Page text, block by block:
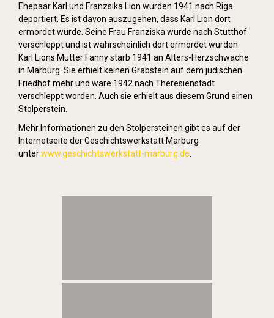
Ehepaar Karl und Franzsika Lion wurden 1941 nach Riga
deportiert. Es ist davon auszugehen, dass Karl Lion dort
ermordet wurde. Seine Frau Franziska wurde nach Stutthof
verschleppt und ist wahrscheinlich dort ermordet wurden.
Karl Lions Mutter Fanny starb 1941 an Alters-Herzschwäche
in Marburg. Sie erhielt keinen Grabstein auf dem jüdischen
Friedhof mehr und wäre 1942 nach Theresienstadt
verschleppt worden. Auch sie erhielt aus diesem Grund einen
Stolperstein.
Mehr Informationen zu den Stolpersteinen gibt es auf der
Internetseite der Geschichtswerkstatt Marburg
unterwww.geschichtswerkstatt-marburg.de